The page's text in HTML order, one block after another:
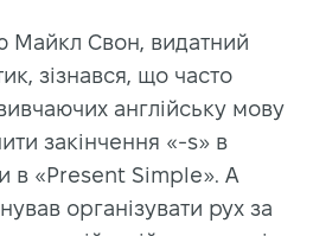
Майкл Свон, видатний
зізнався, що часто
англійську мову
закінчення «-s» в
в «Present Simple». А
організувати рух за